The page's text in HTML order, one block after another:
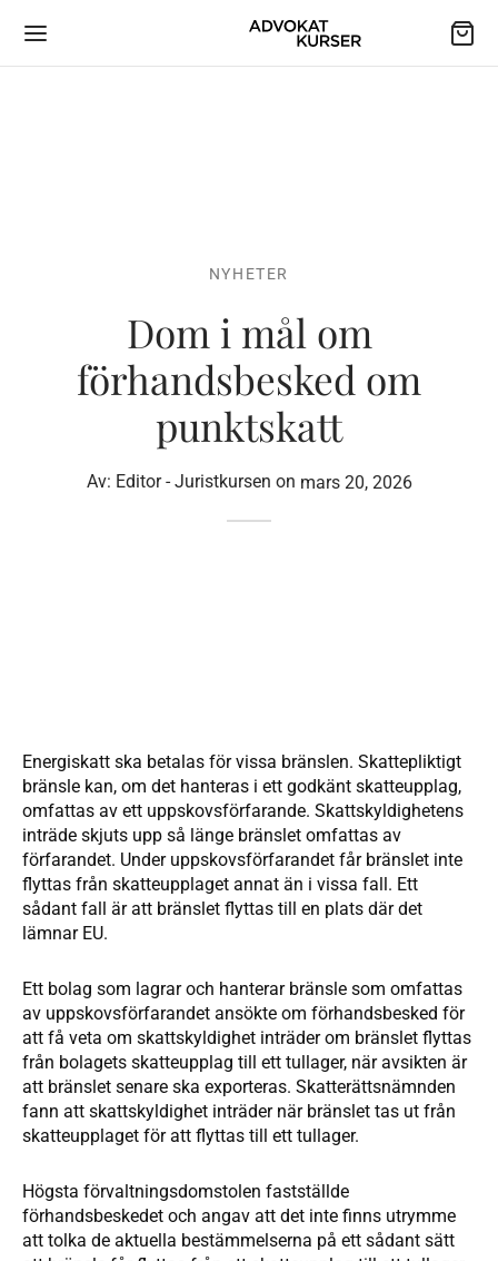
NYHETER
Dom i mål om
förhandsbesked om
punktskatt
Av: Editor - Juristkursen on mars 20, 2026
Energiskatt ska betalas för vissa bränslen. Skattepliktigt
bränsle kan, om det hanteras i ett godkänt skatteupplag,
omfattas av ett uppskovsförfarande. Skattskyldighetens
inträde skjuts upp så länge bränslet omfattas av
förfarandet. Under uppskovsförfarandet får bränslet inte
flyttas från skatteupplaget annat än i vissa fall. Ett
sådant fall är att bränslet flyttas till en plats där det
lämnar EU.
Ett bolag som lagrar och hanterar bränsle som omfattas
av uppskovsförfarandet ansökte om förhandsbesked för
att få veta om skattskyldighet inträder om bränslet flyttas
från bolagets skatteupplag till ett tullager, när avsikten är
att bränslet senare ska exporteras. Skatterättsnämnden
fann att skattskyldighet inträder när bränslet tas ut från
skatteupplaget för att flyttas till ett tullager.
Högsta förvaltningsdomstolen fastställde
förhandsbeskedet och angav att det inte finns utrymme
att tolka de aktuella bestämmelserna på ett sådant sätt